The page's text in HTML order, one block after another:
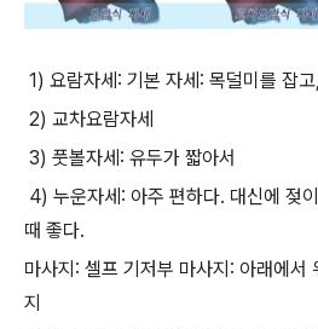
1) 요람자세: 기본 자세: 목덜미를 잡고,
2) 교차요람자세
3) 풋볼자세: 유두가 짧아서
4) 누운자세: 아주 편하다. 대신에 젖
때 좋다.
마사지: 셀프 기저부 마사지: 아래에서
지